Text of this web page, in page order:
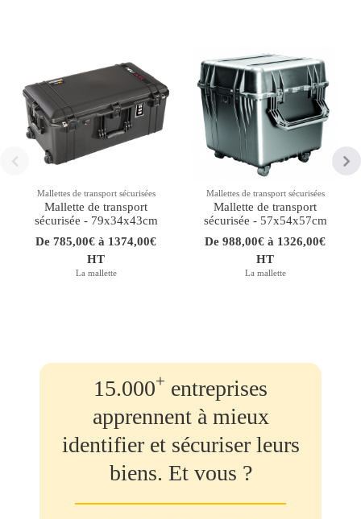
Mallettes de transport sécurisées
Mallette de transport
sécurisée - 79x34x43cm
De 785,00€ à 1374,00€
HT
La mallette
Mallettes de transport sécurisées
Mallette de transport
sécurisée - 57x54x57cm
De 988,00€ à 1326,00€
HT
La mallette
15.000+ entreprises
apprennent à mieux
identifier et sécuriser leurs
biens. Et vous ?